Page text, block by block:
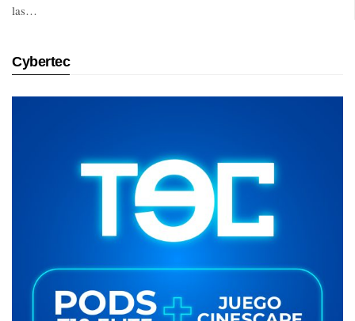
las…
Cybertec